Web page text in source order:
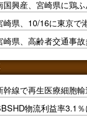
国興産、宮崎県に鶏
崎県、10/16に東京で
崎県、高齢者交通事
幹線で再生医療細胞
物流利益率3.1